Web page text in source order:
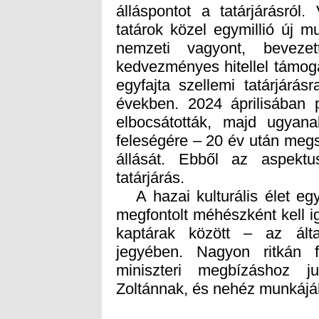
tatárjárás.
A hazai kulturális élet
megfontolt méhészként kell
kaptárak között – az
jegyében. Nagyon
miniszteri megbízáshoz
Zoltánnak, és nehéz